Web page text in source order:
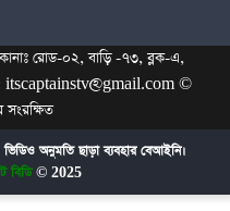
রোড-০২, বাড়ি -৭৩, ব্লক-এ,
itscaptainstv@gmail.com ©
সংরক্ষিত
অনুমতি ছাড়া ব্যবহার বেআইনি।
বিডি© 2025